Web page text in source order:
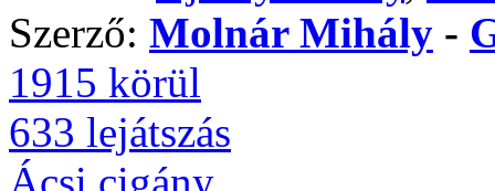
Szerző: Molnár Mihály -
1915 körül
633 lejátszás